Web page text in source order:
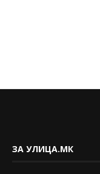
ЗА УЛИЦА.МК